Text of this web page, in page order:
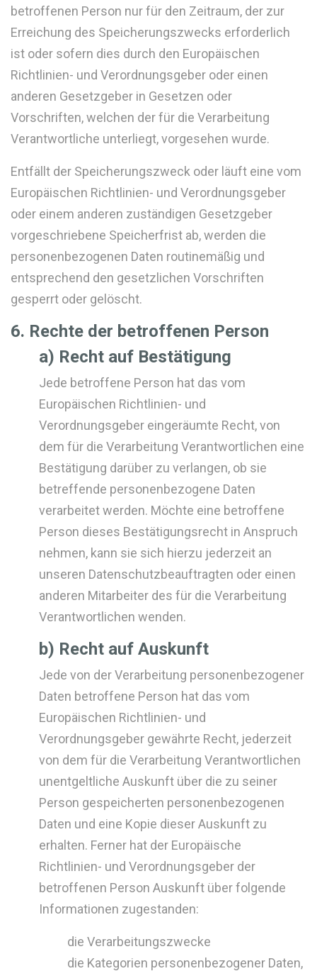
betroffenen Person nur für den Zeitraum, der zur
Erreichung des Speicherungszwecks erforderlich
ist oder sofern dies durch den Europäischen
Richtlinien- und Verordnungsgeber oder einen
anderen Gesetzgeber in Gesetzen oder
Vorschriften, welchen der für die Verarbeitung
Verantwortliche unterliegt, vorgesehen wurde.
Entfällt der Speicherungszweck oder läuft eine vom
Europäischen Richtlinien- und Verordnungsgeber
oder einem anderen zuständigen Gesetzgeber
vorgeschriebene Speicherfrist ab, werden die
personenbezogenen Daten routinemäßig und
entsprechend den gesetzlichen Vorschriften
gesperrt oder gelöscht.
6. Rechte der betroffenen Person
a) Recht auf Bestätigung
Jede betroffene Person hat das vom
Europäischen Richtlinien- und
Verordnungsgeber eingeräumte Recht, von
dem für die Verarbeitung Verantwortlichen eine
Bestätigung darüber zu verlangen, ob sie
betreffende personenbezogene Daten
verarbeitet werden. Möchte eine betroffene
Person dieses Bestätigungsrecht in Anspruch
nehmen, kann sie sich hierzu jederzeit an
unseren Datenschutzbeauftragten oder einen
anderen Mitarbeiter des für die Verarbeitung
Verantwortlichen wenden.
b) Recht auf Auskunft
Jede von der Verarbeitung personenbezogener
Daten betroffene Person hat das vom
Europäischen Richtlinien- und
Verordnungsgeber gewährte Recht, jederzeit
von dem für die Verarbeitung Verantwortlichen
unentgeltliche Auskunft über die zu seiner
Person gespeicherten personenbezogenen
Daten und eine Kopie dieser Auskunft zu
erhalten. Ferner hat der Europäische
Richtlinien- und Verordnungsgeber der
betroffenen Person Auskunft über folgende
Informationen zugestanden:
die Verarbeitungszwecke
die Kategorien personenbezogener Daten,